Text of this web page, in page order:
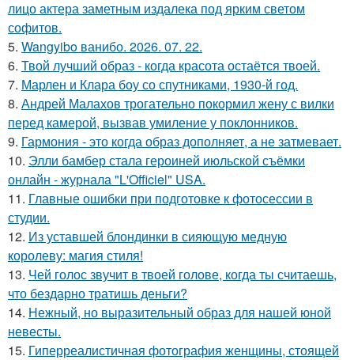
лицо актера заметным издалека под ярким светом
софитов.
5. Wangyibo ванибо. 2026. 07. 22.
6. Твой лучший образ - когда красота остаётся твоей.
7. Марлен и Клара боу со спутниками, 1930-й год.
8. Андрей Малахов трогательно покормил жену с вилки
перед камерой, вызвав умиление у поклонников.
9. Гармония - это когда образ дополняет, а не затмевает.
10. Элли бамбер стала героиней июльской съёмки
онлайн - журнала "L'Officiel" USA.
11. Главные ошибки при подготовке к фотосессии в
студии.
12. Из уставшей блондинки в сияющую медную
королеву: магия стиля!
13. Чей голос звучит в твоей голове, когда ты считаешь,
что бездарно тратишь деньги?
14. Нежный, но выразительный образ для нашей юной
невесты.
15. Гиперреалистичная фотография женщины, стоящей